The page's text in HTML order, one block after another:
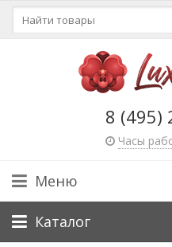
8 (495)
Часы
Меню
Каталог